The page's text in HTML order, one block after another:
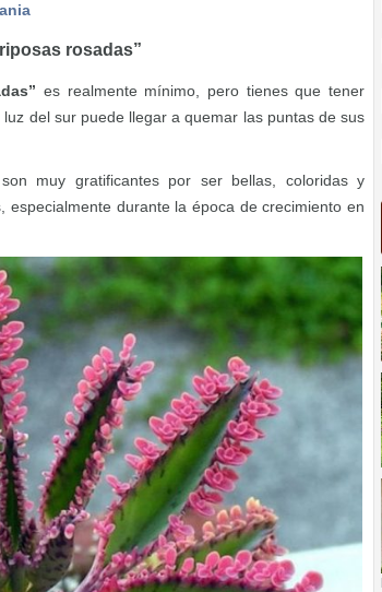
rosadas”
es realmente mínimo, pero tienes que tener
del sur puede llegar a quemar las puntas de sus
son muy gratificantes por ser bellas, coloridas y
durante la época de crecimiento en